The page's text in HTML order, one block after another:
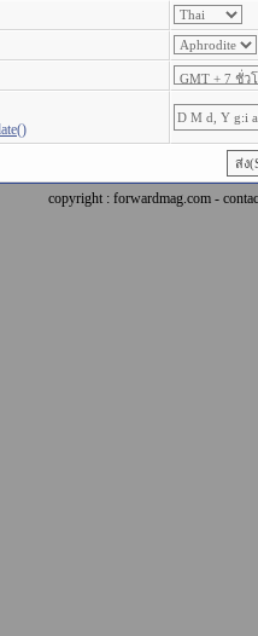
copyright : forwardmag.com -